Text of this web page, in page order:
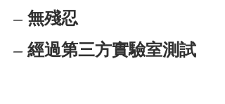
– 無殘忍
– 經過第三方實驗室測試